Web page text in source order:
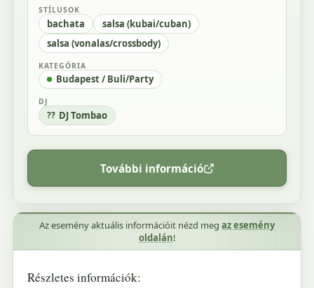
STÍLUSOK
bachata
salsa (kubai/cuban)
salsa (vonalas/crossbody)
KATEGÓRIA
Budapest / Buli/Party
DJ
DJ Tombao
További információ
Az esemény aktuális információit nézd meg az esemény
oldalán!
Részletes információk: